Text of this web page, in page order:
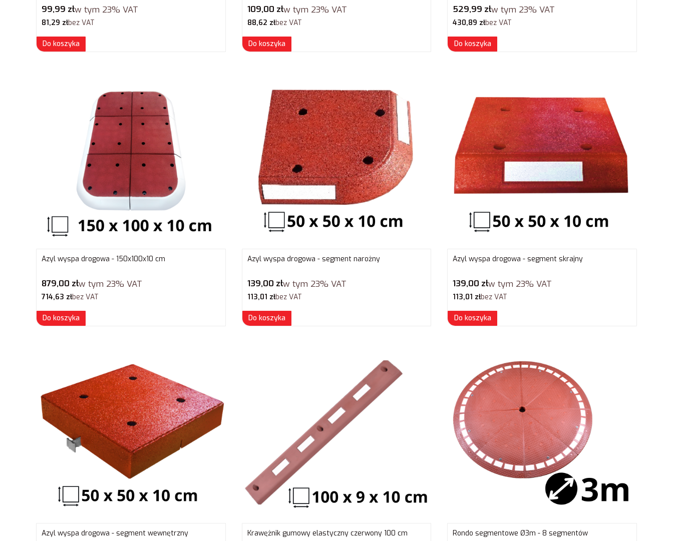
Cena brutto
99,99 złw tym 23% VAT
Cena netto
81,29 złbez VAT
Do koszyka
Cena brutto
109,00 złw tym 23% VAT
Cena netto
88,62 złbez VAT
Do koszyka
Cena brutto
529,99 złw tym 23%VAT
Cena netto
430,89 złbez VAT
Do koszyka
Azyl wyspa drogowa - 150x100x10 cm
Cena brutto
879,00 złw tym 23% VAT
Cena netto
714,63 złbez VAT
Do koszyka
Azyl wyspa drogowa - segment narożny
Cena brutto
139,00 złw tym 23% VAT
Cena netto
113,01 złbez VAT
Do koszyka
Azyl wyspa drogowa - segment skrajny
Cena brutto
139,00 złw tym 23%VAT
Cena netto
113,01 złbez VAT
Do koszyka
Azyl wyspa drogowa - segment wewnętrzny Krawężnik gumowy elastyczny czerwony 100 cm Rondo segmentowe Ø3m - 8 segmentów